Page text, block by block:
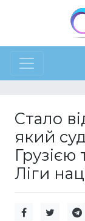
Стало
який
Ліги